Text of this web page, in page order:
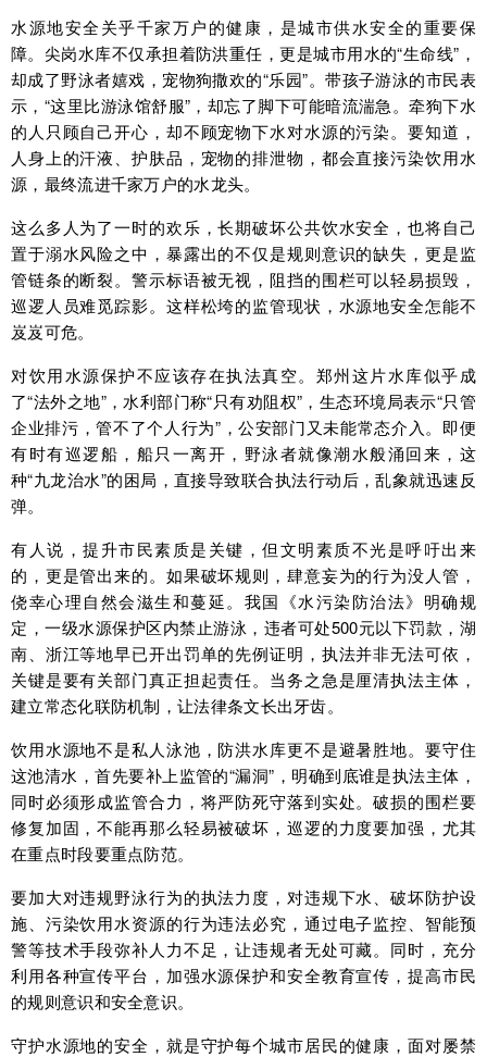
水源地安全关乎千家万户的健康，是城市供水安全的重要保
障。尖岗水库不仅承担着防洪重任，更是城市用水的“生命线”，
却成了野泳者嬉戏，宠物狗撒欢的“乐园”。带孩子游泳的市民表
示，“这里比游泳馆舒服”，却忘了脚下可能暗流湍急。牵狗下水
的人只顾自己开心，却不顾宠物下水对水源的污染。要知道，
人身上的汗液、护肤品，宠物的排泄物，都会直接污染饮用水
源，最终流进千家万户的水龙头。
这么多人为了一时的欢乐，长期破坏公共饮水安全，也将自己
置于溺水风险之中，暴露出的不仅是规则意识的缺失，更是监
管链条的断裂。警示标语被无视，阻挡的围栏可以轻易损毁，
巡逻人员难觅踪影。这样松垮的监管现状，水源地安全怎能不
岌岌可危。
对饮用水源保护不应该存在执法真空。郑州这片水库似乎成
了“法外之地”，水利部门称“只有劝阻权”，生态环境局表示“只管
企业排污，管不了个人行为”，公安部门又未能常态介入。即便
有时有巡逻船，船只一离开，野泳者就像潮水般涌回来，这
种“九龙治水”的困局，直接导致联合执法行动后，乱象就迅速反
弹。
有人说，提升市民素质是关键，但文明素质不光是呼吁出来
的，更是管出来的。如果破坏规则，肆意妄为的行为没人管，
侥幸心理自然会滋生和蔓延。我国《水污染防治法》明确规
定，一级水源保护区内禁止游泳，违者可处500元以下罚款，湖
南、浙江等地早已开出罚单的先例证明，执法并非无法可依，
关键是要有关部门真正担起责任。当务之急是厘清执法主体，
建立常态化联防机制，让法律条文长出牙齿。
饮用水源地不是私人泳池，防洪水库更不是避暑胜地。要守住
这池清水，首先要补上监管的“漏洞”，明确到底谁是执法主体，
同时必须形成监管合力，将严防死守落到实处。破损的围栏要
修复加固，不能再那么轻易被破坏，巡逻的力度要加强，尤其
在重点时段要重点防范。
要加大对违规野泳行为的执法力度，对违规下水、破坏防护设
施、污染饮用水资源的行为违法必究，通过电子监控、智能预
警等技术手段弥补人力不足，让违规者无处可藏。同时，充分
利用各种宣传平台，加强水源保护和安全教育宣传，提高市民
的规则意识和安全意识。
守护水源地的安全，就是守护每个城市居民的健康，面对屡禁